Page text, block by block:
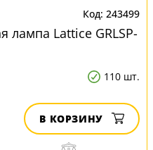
243499
лампа Lattice GRLSP-
110 шт.
В КОРЗИНУ